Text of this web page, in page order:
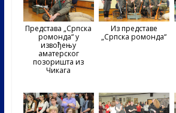
Представа „Српска
ромонда“ у
извођењу
аматерског
позоришта из
Чикага
Из представе
„Српска ромонда“